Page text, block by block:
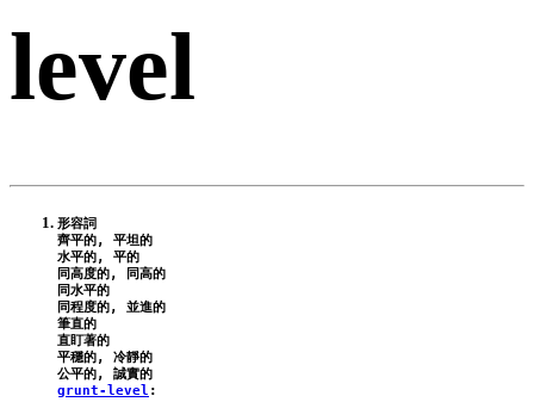
level
形容詞
齊平的, 平坦的
水平的, 平的
同高度的, 同高的
同水平的
同程度的, 並進的
筆直的
直盯著的
平穩的, 冷靜的
grunt-level :